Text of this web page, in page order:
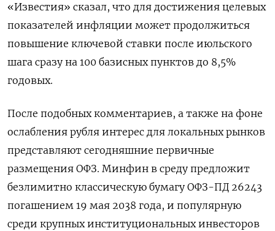
«Известия» сказал, что для достижения целевых
показателей инфляции может продолжиться
повышение ключевой ставки после июльского
шага сразу на 100 базисных пунктов до 8,5%
годовых.
После подобных комментариев, а также на фоне
ослабления рубля интерес для локальных рынков
представляют сегодняшние первичные
размещения ОФЗ. Минфин в среду предложит
безлимитно классическую бумагу ОФЗ-ПД 26243
погашением 19 мая 2038 года, и популярную
среди крупных институциональных инвесторов